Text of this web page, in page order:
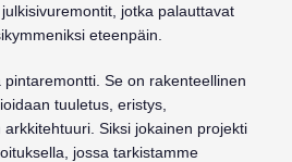
jotka palauttavat
eteenpäin.
Se on rakenteellinen
tuuletus, eristys,
Siksi jokainen projekti
jossa tarkistamme